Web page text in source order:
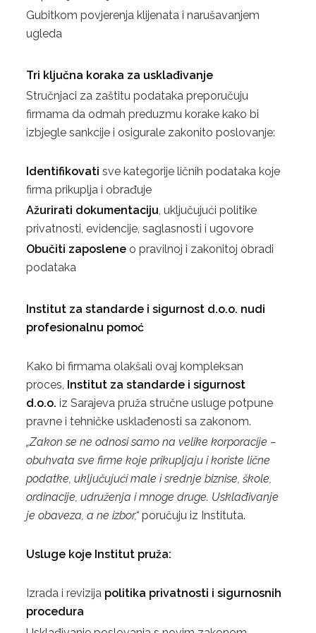
Gubitkom povjerenja klijenata i narušavanjem
ugleda
Tri ključna koraka za usklađivanje
Stručnjaci za zaštitu podataka preporučuju
firmama da odmah preduzmu korake kako bi
izbjegle sankcije i osigurale zakonito poslovanje:
Identifikovati sve kategorije ličnih podataka koje
firma prikuplja i obrađuje
Ažurirati dokumentaciju, uključujući politike
privatnosti, evidencije, saglasnosti i ugovore
Obučiti zaposlene o pravilnoj i zakonitoj obradi
podataka
Institut za standarde i sigurnost d.o.o. nudi
profesionalnu pomoć
Kako bi firmama olakšali ovaj kompleksan
proces, Institut za standarde i sigurnost
d.o.o. iz Sarajeva pruža stručne usluge potpune
pravne i tehničke usklađenosti sa zakonom.
„Zakon se ne odnosi samo na velike korporacije –
obuhvata sve firme koje prikupljaju i koriste lične
podatke, uključujući male i srednje biznise, škole,
ordinacije, udruženja i mnoge druge. Usklađivanje
je obaveza, a ne izbor,“ poručuju iz Instituta.
Usluge koje Institut pruža:
Izrada i revizija politika privatnosti i sigurnosnih
procedura